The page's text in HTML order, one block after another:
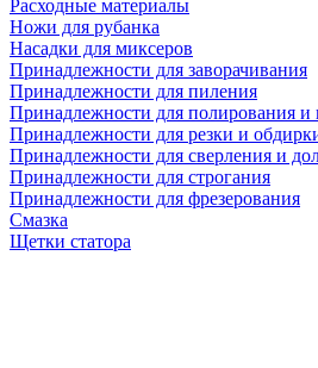
Расходные материалы
Ножи для рубанка
Насадки для миксеров
Принадлежности для заворачивания
Принадлежности для пиления
Принадлежности для полирования
Принадлежности для резки и
Принадлежности для сверления и
Принадлежности для строгания
Принадлежности для фрезерования
Смазка
Щетки статора